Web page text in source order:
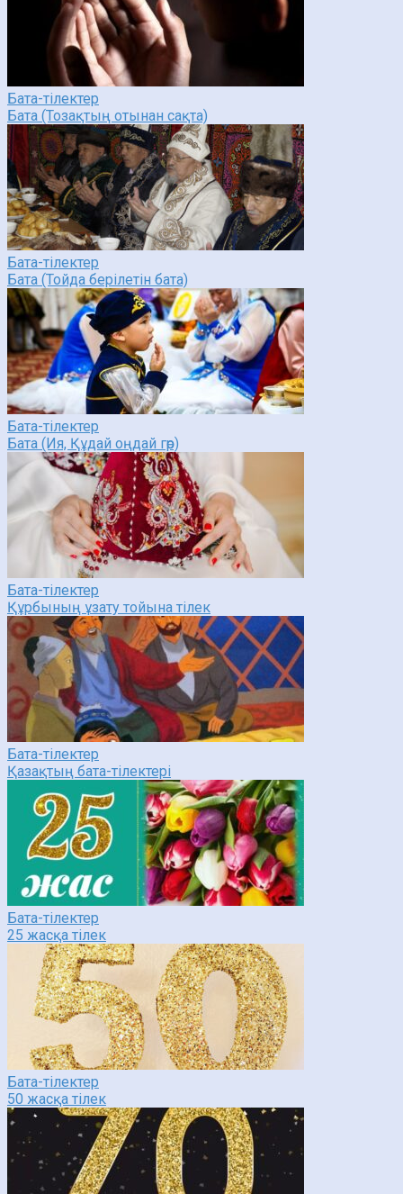
Бата-тілектер
Бата (Тозақтың отынан сақта)
Бата-тілектер
Бата (Тойда берілетін бата)
Бата-тілектер
Бата (Ия, Құдай оңдай гөр)
Бата-тілектер
Құрбының ұзату тойына тілек
Бата-тілектер
Қазақтың бата-тілектері
Бата-тілектер
25 жасқа тілек
Бата-тілектер
50 жасқа тілек